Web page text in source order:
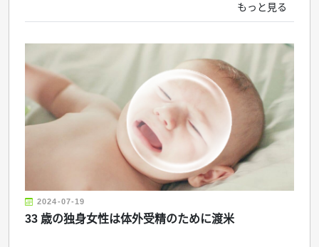
もっと見る
2024-07-19
33 歳の独身女性は体外受精のために渡米